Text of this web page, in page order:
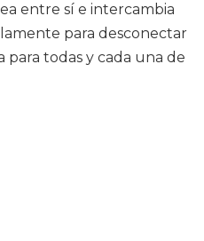
entre sí e intercambia
para desconectar
para todas y cada una de